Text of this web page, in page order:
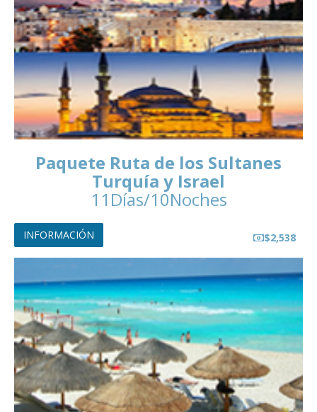
Paquete Ruta de los Sultanes
Turquía y Israel
11Días/10Noches
$2,538
INFORMACIÓN